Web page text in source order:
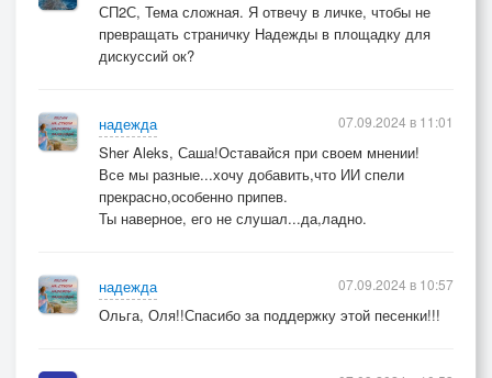
СП2С, Тема сложная. Я отвечу в личке, чтобы не
превращать страничку Надежды в площадку для
дискуссий ок?
надежда
Sher Aleks, Саша!Оставайся при своем мнении!
Все мы разные...хочу добавить,что ИИ спели
прекрасно,особенно припев.
Ты наверное, его не слушал...да,ладно.
07.09.2024 в 11:01
надежда
Ольга, Оля!!Спасибо за поддержку этой песенки!!!
07.09.2024 в 10:57